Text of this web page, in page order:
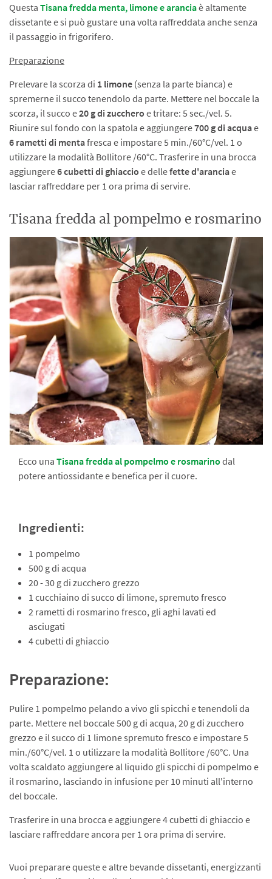
Questa Tisana fredda menta, limone e aranciaè altamente
dissetante e si può gustare una volta raffreddata anche senza
il passaggio in frigorifero.
Preparazione
Prelevare la scorza di 1 limone (senza la parte bianca) e
spremerne il succo tenendolo da parte. Mettere nel boccale la
scorza, il succo e20 g di zucchero e tritare: 5 sec./vel. 5.
Riunire sul fondo con la spatola e aggiungere700 g di acquae
6 rametti di mentafresca e impostare 5 min./60°C/vel. 1 o
utilizzare la modalità Bollitore /60°C. Trasferire in una brocca
aggiungere6 cubetti di ghiaccio e dellefette d'aranciae
lasciar raffreddare per 1 ora prima di servire.
Tisana fredda al pompelmo e rosmarino
Ecco una Tisana fredda al pompelmo e rosmarino dal
potere antiossidante e benefica per il cuore.
Ingredienti:
1 pompelmo
500 g di acqua
20 - 30 g di zucchero grezzo
1 cucchiaino di succo di limone, spremuto fresco
2 rametti di rosmarino fresco, gli aghi lavati ed
asciugati
4 cubetti di ghiaccio
Preparazione:
Pulire 1 pompelmo pelando a vivo gli spicchi e tenendoli da
parte. Mettere nel boccale 500 g di acqua, 20 g di zucchero
grezzo e il succo di 1 limone spremuto fresco e impostare 5
min./60°C/vel. 1 o utilizzare la modalità Bollitore /60°C. Una
volta scaldato aggiungere al liquido gli spicchi di pompelmo e
il rosmarino, lasciando in infusione per 10 minuti all'interno
del boccale.
Trasferire in una brocca e aggiungere 4 cubetti di ghiaccio e
lasciare raffreddare ancora per 1 ora prima di servire.
Vuoi preparare queste e altre bevande dissetanti, energizzanti